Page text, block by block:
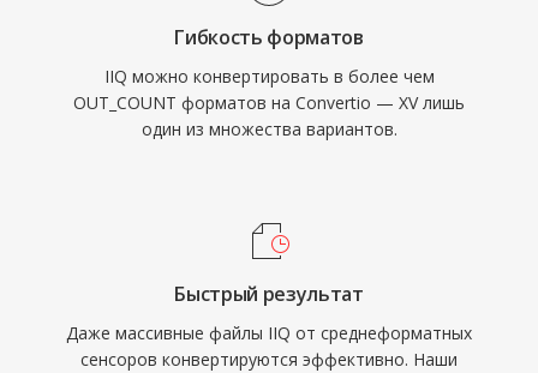
Гибкость форматов
IIQ можно конвертировать в более чем
OUT_COUNT форматов на Convertio — XV лишь
один из множества вариантов.
Быстрый результат
Даже массивные файлы IIQ от среднеформатных
сенсоров конвертируются эффективно. Наши